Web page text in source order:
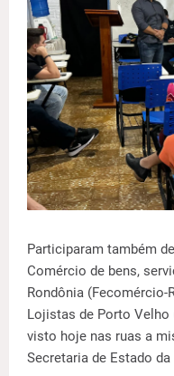
Participaram também
Comércio de bens,
Rondônia (Fecomércio-
Lojistas de Porto Velho
visto hoje nas ruas a
Secretaria de Estado da